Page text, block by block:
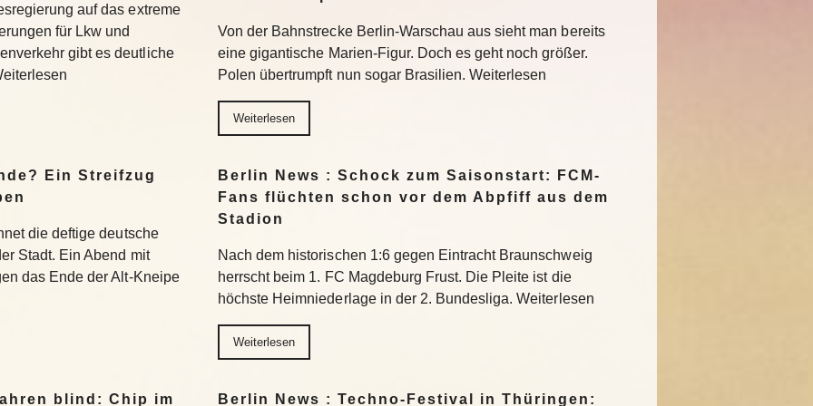
auf das extreme
für Lkw und
gibt es deutliche
Von der Bahnstrecke Berlin-Warschau aus sieht man bereits
eine gigantische Marien-Figur. Doch es geht noch größer.
Polen übertrumpft nun sogar Brasilien. Weiterlesen
Weiterlesen
Ein Streifzug
die deftige deutsche
Stadt. Ein Abend mit
das Ende der Alt-Kneipe
Berlin News : Schock zum Saisonstart: FCM-
Fans flüchten schon vor dem Abpfiff aus dem
Stadion
Nach dem historischen 1:6 gegen Eintracht Braunschweig
herrscht beim 1. FC Magdeburg Frust. Die Pleite ist die
höchste Heimniederlage in der 2. Bundesliga. Weiterlesen
Weiterlesen
blind: Chip im Berlin News : Techno-Festival in Thüringen: